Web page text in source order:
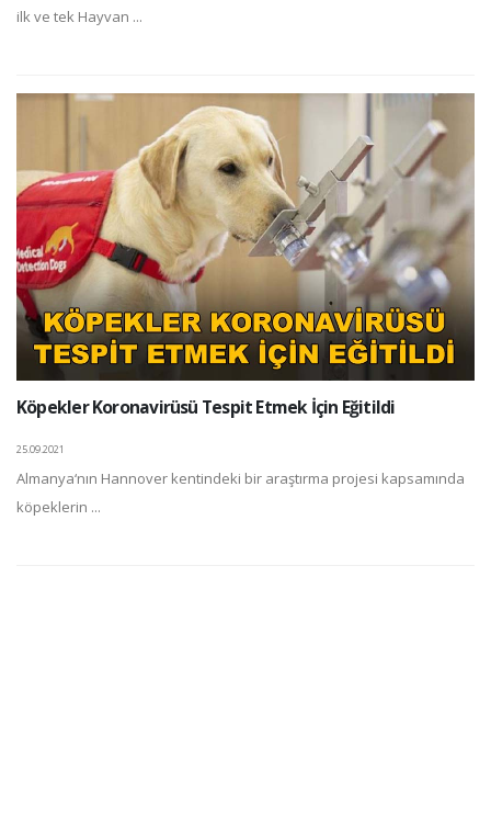
ilk ve tek Hayvan ...
Köpekler Koronavirüsü Tespit Etmek İçin Eğitildi
25.09.2021
Almanya‘nın Hannover kentindeki bir araştırma projesi kapsamında
köpeklerin ...